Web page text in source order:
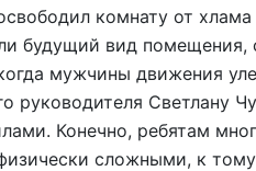
комнату от
будущий вид помещения,
мужчины движения
руководителя Светлану
Конечно, ребятам
сложными, к